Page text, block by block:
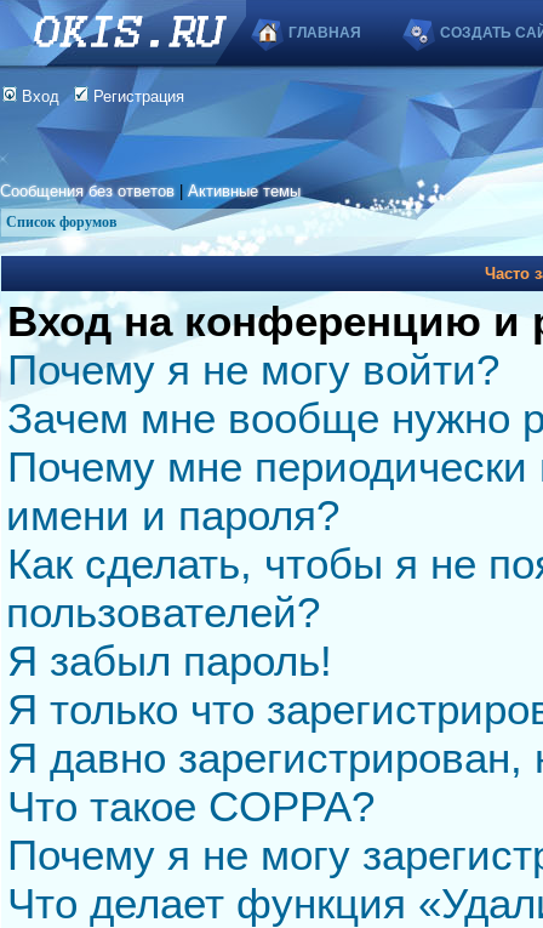
ГЛАВНАЯ СОЗДАТЬ
Вход Регистрация
Сообщения без ответов |Активные темы
Список форумов
Часто
Вход на конференцию и
Почему я не могу войти?
Зачем мне вообще нужно
Почему мне периодически
имени и пароля?
Как сделать, чтобы я не
пользователей?
Я забыл пароль!
Я только что
Я давно
Что такое COPPA?
Почему я не могу
Что делает функция